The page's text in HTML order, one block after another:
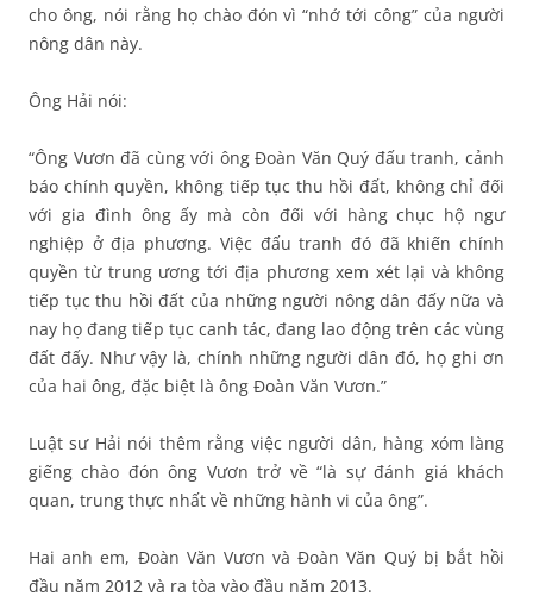
cho ông, nói rằng họ chào đón vì “nhớ tới công” của người
nông dân này.
Ông Hải nói:
“Ông Vươn đã cùng với ông Đoàn Văn Quý đấu tranh, cảnh
báo chính quyền, không tiếp tục thu hồi đất, không chỉ đối
với gia đình ông ấy mà còn đối với hàng chục hộ ngư
nghiệp ở địa phương. Việc đấu tranh đó đã khiến chính
quyền từ trung ương tới địa phương xem xét lại và không
tiếp tục thu hồi đất của những người nông dân đấy nữa và
nay họ đang tiếp tục canh tác, đang lao động trên các vùng
đất đấy. Như vậy là, chính những người dân đó, họ ghi ơn
của hai ông, đặc biệt là ông Đoàn Văn Vươn.”
Luật sư Hải nói thêm rằng việc người dân, hàng xóm làng
giếng chào đón ông Vươn trở về “là sự đánh giá khách
quan, trung thực nhất về những hành vi của ông”.
Hai anh em, Đoàn Văn Vươn và Đoàn Văn Quý bị bắt hồi
đầu năm 2012 và ra tòa vào đầu năm 2013.